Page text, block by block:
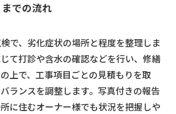
での流れ
で、劣化症状の場所と程度を整理しま
て打診や含水の確認などを行い、修繕
上で、工事項目ごとの見積もりを取
ランスを調整します。写真付きの報告
に住むオーナー様でも状況を把握しや